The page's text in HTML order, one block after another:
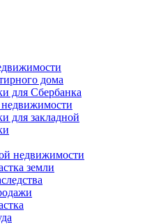
дома
для Сбербанка
для закладной
недвижимости
земли